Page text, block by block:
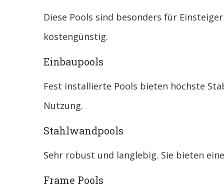
Diese Pools sind besonders für
kostengünstig.
Einbaupools
Fest installierte Pools bieten höchste
Nutzung.
Stahlwandpools
Sehr robust und langlebig. Sie bieten
Frame Pools